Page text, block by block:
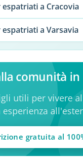
espatriati a Cracovia
espatriati a Varsavia
comunità in
utili per vivere
esperienza
gratuita al